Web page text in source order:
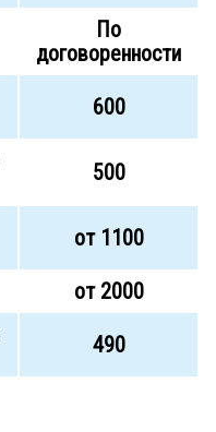
По
договоренности
600
500
от 1100
от 2000
490